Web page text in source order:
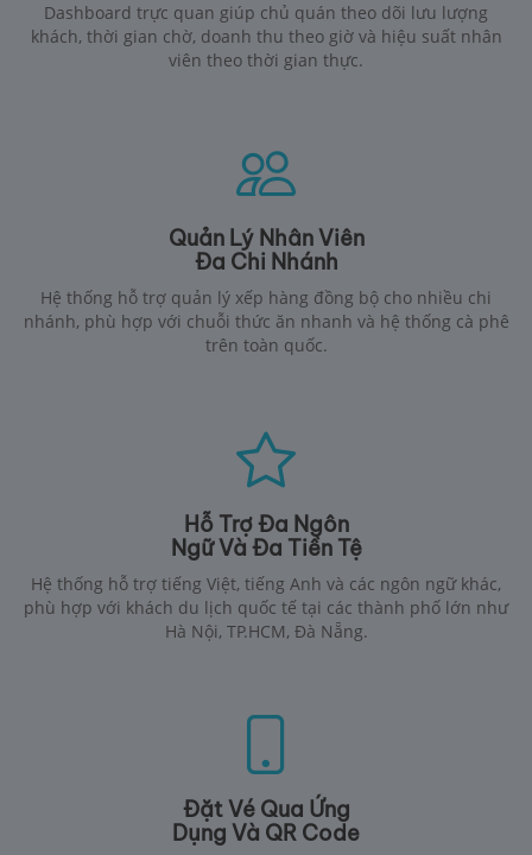
Dashboard trực quan giúp chủ quán theo dõi lưu lượng
khách, thời gian chờ, doanh thu theo giờ và hiệu suất nhân
viên theo thời gian thực.
Quản Lý Nhân Viên
Đa Chi Nhánh
Hệ thống hỗ trợ quản lý xếp hàng đồng bộ cho nhiều chi
nhánh, phù hợp với chuỗi thức ăn nhanh và hệ thống cà phê
trên toàn quốc.
Hỗ Trợ Đa Ngôn
Ngữ Và Đa Tiền Tệ
Hệ thống hỗ trợ tiếng Việt, tiếng Anh và các ngôn ngữ khác,
phù hợp với khách du lịch quốc tế tại các thành phố lớn như
Hà Nội, TP.HCM, Đà Nẵng.
Đặt Vé Qua Ứng
Dụng Và QR Code